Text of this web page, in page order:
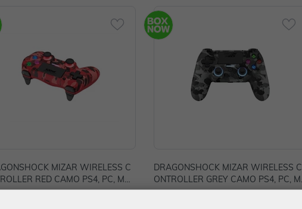
MIZAR WIRELESS C
RED CAMO PS4, PC, MO
DRAGONSHOCK MIZAR WIRELESS C
ONTROLLER GREY CAMO PS4, PC, M
OBILE